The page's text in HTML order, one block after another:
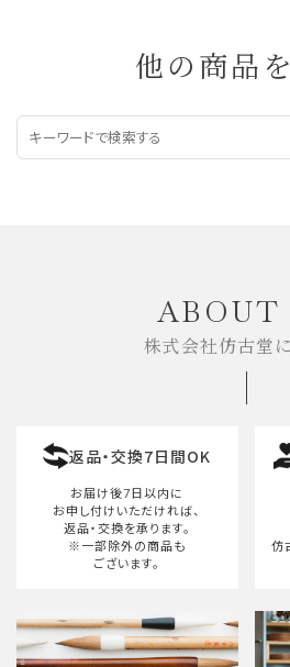
他の商品
ABOUT
株式会社仿古堂
返品・交換7日間OK
お届け後7日以内に
お申し付けいただければ、
返品・交換を承ります。
※一部除外の商品も
ございます。
仿